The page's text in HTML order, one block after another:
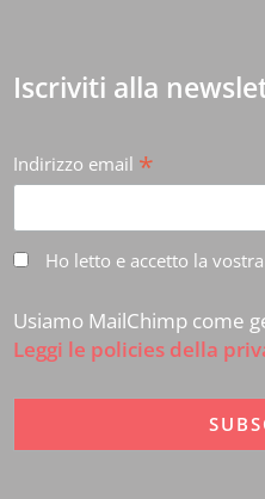
Iscriviti alla
Indirizzo email *
Ho letto e accetto la vostra
Usiamo MailChimp come
Leggi le policies della